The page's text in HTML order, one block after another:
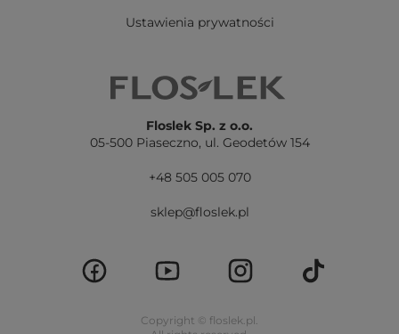
Ustawienia prywatności
Floslek Sp. z o.o.
05-500 Piaseczno, ul. Geodetów 154
+48 505 005 070
sklep@floslek.pl
Copyright © floslek.pl.